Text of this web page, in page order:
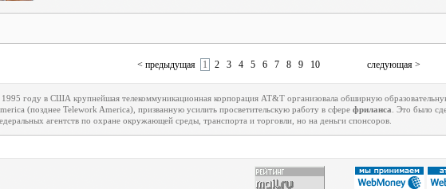
< предыдущая 1 2 3 4 5 6 7 8 9 10 следующая >
году в США крупнейшая телекоммуникационная корпорация AT&T организовала обширную
(позднее Telework America), призванную усилить просветительскую работу в сфере фриланса . Это было
агентств по охране окружающей среды, транспорта и торговли, но на деньги спонсоров.